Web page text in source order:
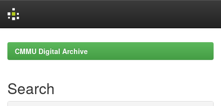
navigationCMMU Digital Archive
Search